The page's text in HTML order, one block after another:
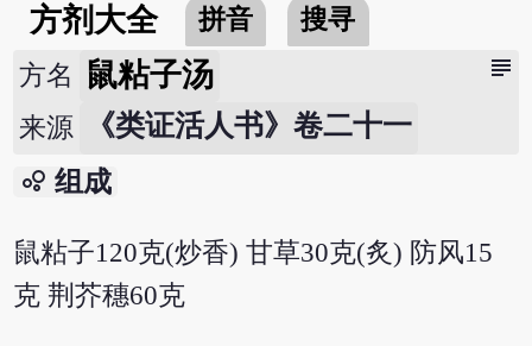
方剂大全 拼音 搜寻
subject
方名 鼠粘子汤
来源 《类证活人书》卷二十一
bubble_chart 组成
鼠粘子120克(炒香) 甘草30克(炙) 防风15
克 荆芥穗60克